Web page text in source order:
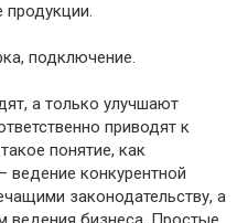
продукции.
подключение.
а только улучшают
приводят к
понятие, как
ведение конкурентной
законодательству, а